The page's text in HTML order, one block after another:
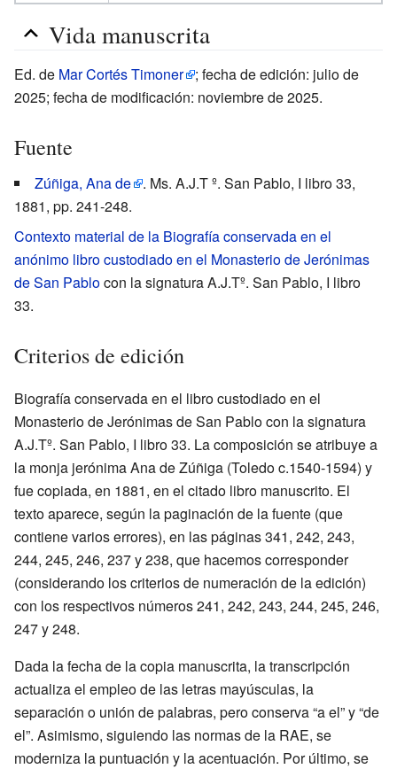
Vida manuscrita
Ed. de Mar Cortés Timoner
; fecha de edición: julio de
2025; fecha de modificación: noviembre de 2025.
Fuente
Zúñiga, Ana de
. Ms. A.J.T º. San Pablo, I libro 33,
1881, pp. 241-248.
Contexto material de la Biografía conservada en el
anónimo libro custodiado en el Monasterio de Jerónimas
de San Pablocon la signatura A.J.Tº. San Pablo, I libro
33.
Criterios de edición
Biografía conservada en el libro custodiado en el
Monasterio de Jerónimas de San Pablo con la signatura
A.J.Tº. San Pablo, I libro 33. La composición se atribuye a
la monja jerónima Ana de Zúñiga (Toledo c.1540-1594) y
fue copiada, en 1881, en el citado libro manuscrito. El
texto aparece, según la paginación de la fuente (que
contiene varios errores), en las páginas 341, 242, 243,
244, 245, 246, 237 y 238, que hacemos corresponder
(considerando los criterios de numeración de la edición)
con los respectivos números 241, 242, 243, 244, 245, 246,
247 y 248.
Dada la fecha de la copia manuscrita, la transcripción
actualiza el empleo de las letras mayúsculas, la
separación o unión de palabras, pero conserva “a el” y “de
el”. Asimismo, siguiendo las normas de la RAE, se
moderniza la puntuación y la acentuación. Por último, se